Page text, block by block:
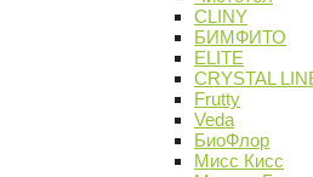
CLINY
БИМФИТО
ELITE
CRYSTAL
Frutty
Veda
БиоФлор
Мисс Кисс